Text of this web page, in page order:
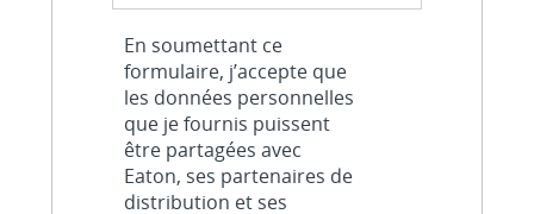
En soumettant ce
formulaire, j’accepte que
les données personnelles
que je fournis puissent
être partagées avec
Eaton, ses partenaires de
distribution et ses